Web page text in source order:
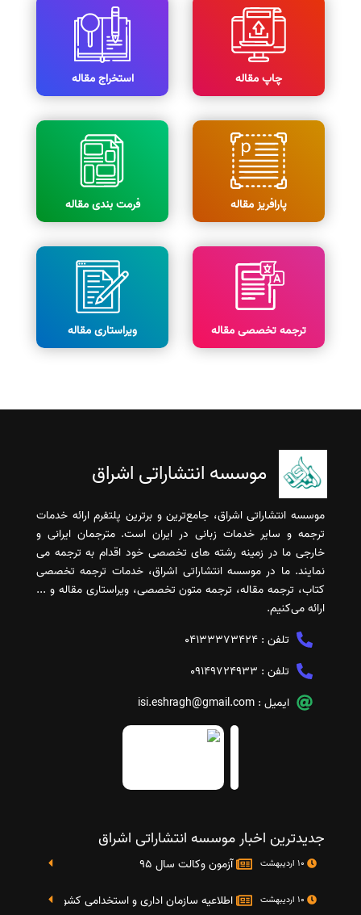
چاپ مقاله استخراج مقاله
پارافریز مقاله فرمت بندی مقاله
ترجمه تخصصی مقاله ویراستاری مقاله
موسسه انتشاراتی اشراق
موسسه انتشاراتی اشراق، جامع‌ترین و برترین پلتفرم ارائه خدمات
ترجمه و سایر خدمات زبانی در ایران است. مترجمان ایرانی و
خارجی ما در زمینه رشته های تخصصی خود اقدام به ترجمه می
نمایند. ما در موسسه انتشاراتی اشراق، خدمات ترجمه تخصصی
کتاب، ترجمه مقاله، ترجمه متون تخصصی، ویراستاری مقاله و ...
ارائه می‌کنیم.
تلفن : 04133373424
تلفن : 09149724933
ایمیل : isi.eshragh@gmail.com
جدیدترین اخبار موسسه انتشاراتی اشراق
آزمون وکالت سال 95
اطلاعیه سازمان اداری و استخدامی کشور در خصوص